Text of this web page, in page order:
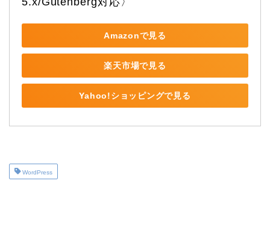
Amazonで見る
楽天市場で見る
Yahoo!ショッピングで見る
WordPress